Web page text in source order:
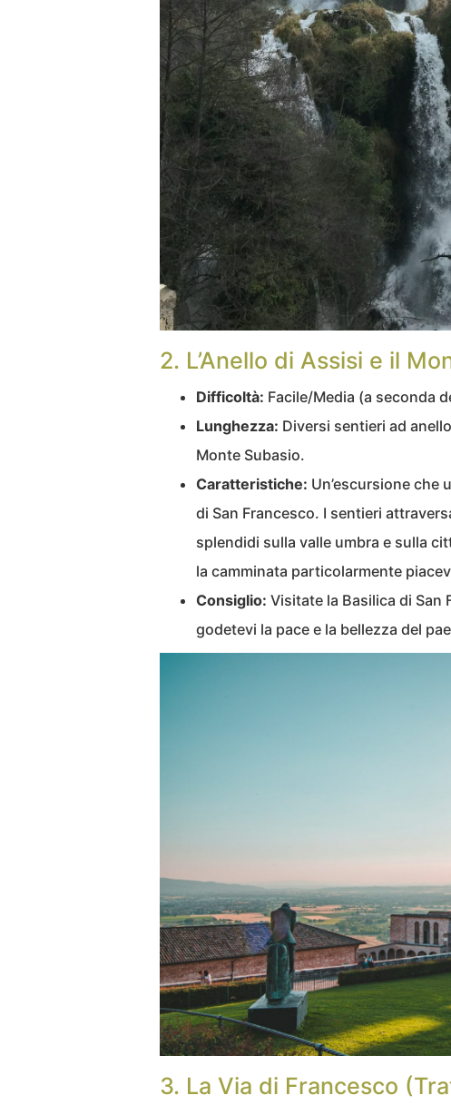
2. L’Anello di Assisi e il
Difficoltà: Facile/Media (a seconda
Lunghezza: Diversi sentieri ad
Monte Subasio.
Caratteristiche: Un’escursione che
di San Francesco. I sentieri
splendidi sulla valle umbra e sulla
la camminata particolarmente
Consiglio: Visitate la Basilica di San
godetevi la pace e la bellezza del
3. La Via di Francesco